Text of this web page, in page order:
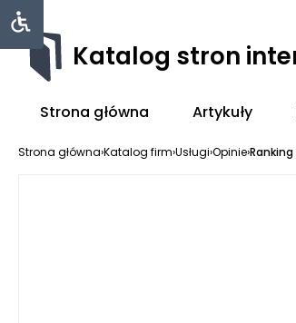
Katalog stron
Strona główna Artykuły
Strona główna›Katalog firm›Usługi›Opinie›